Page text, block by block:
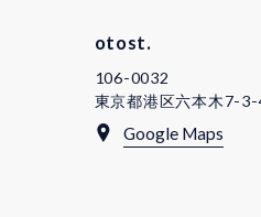
otost.
106-0032
東京都港区六本木7-
Google Maps